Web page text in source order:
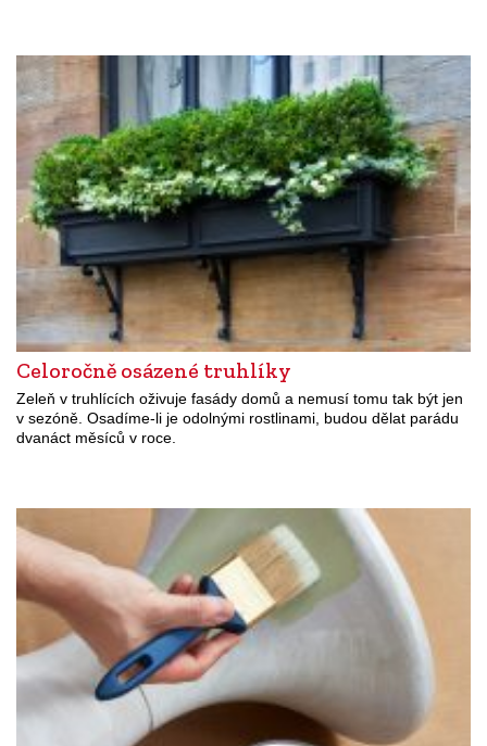
Celoročně osázené truhlíky
Zeleň v truhlících oživuje fasády domů a nemusí tomu tak být jen
v sezóně. Osadíme-li je odolnými rostlinami, budou dělat parádu
dvanáct měsíců v roce.